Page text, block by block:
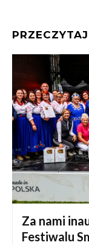
Za nami
Festiwalu